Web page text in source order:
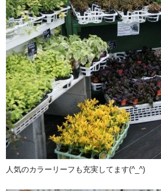
人気のカラーリーフも充実してます(^_^)